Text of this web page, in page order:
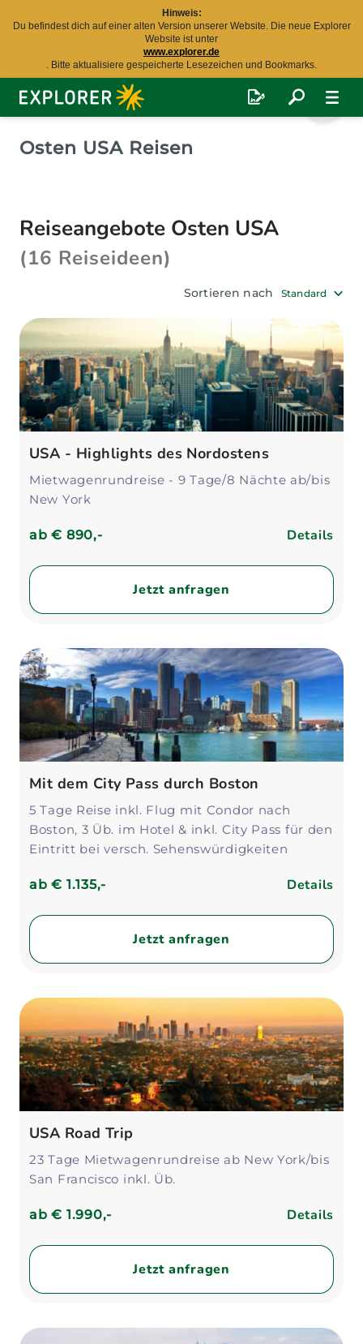
Hinweis:
Du befindest dich auf einer alten Version unserer Website. Die neue Explorer
Website ist unter
www.explorer.de
. Bitte aktualisiere gespeicherte Lesezeichen und Bookmarks.
Explorer
Fernreisen
Osten USA Reisen
Reiseangebote Osten USA
(16 Reiseideen)
Sortieren nach Standard
USA - Highlights des Nordostens
Mietwagenrundreise - 9 Tage/8 Nächte ab/bis
New York
ab€ 890,- Details
Jetzt anfragen
Mit dem City Pass durch Boston
5 Tage Reise inkl. Flug mit Condor nach
Boston, 3 Üb. im Hotel & inkl. City Pass für den
Eintritt bei versch. Sehenswürdigkeiten
ab€ 1.135,- Details
Jetzt anfragen
USA Road Trip
23 Tage Mietwagenrundreise ab New York/bis
San Francisco inkl. Üb.
ab€ 1.990,- Details
Jetzt anfragen